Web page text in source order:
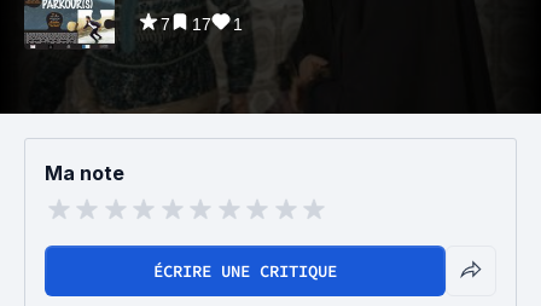
7 17 1
Ma note
ÉCRIRE UNE CRITIQUE